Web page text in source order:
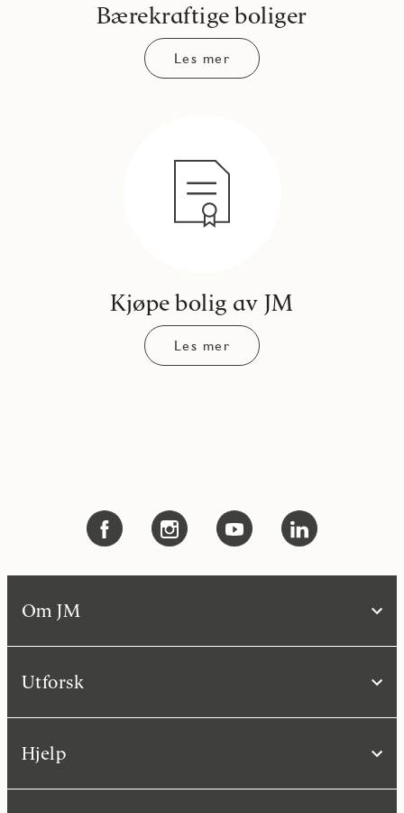
Bærekraftige boliger
Les mer
Kjøpe bolig av JM
Les mer
Om JM
Utforsk
Hjelp